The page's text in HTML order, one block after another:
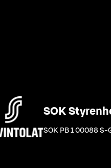
SOK
SOK PB 1 00088 S-